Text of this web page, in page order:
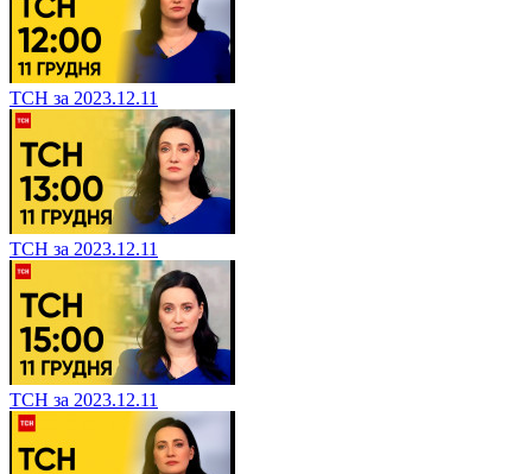
ТСН за 2023.12.11
ТСН за 2023.12.11
ТСН за 2023.12.11